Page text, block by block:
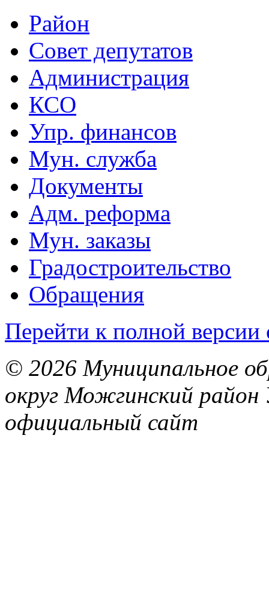
Район
Совет депутатов
Администрация
КСО
Упр. финансов
Мун. служба
Документы
Адм. реформа
Мун. заказы
Градостроительство
Обращения
Перейти к полной версии
© 2026 Муниципальное
округ Можгинский район
официальный сайт